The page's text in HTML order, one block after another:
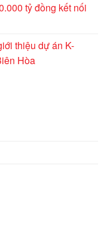
tỷ đồng kết nối
thiệu dự án K-
Hòa